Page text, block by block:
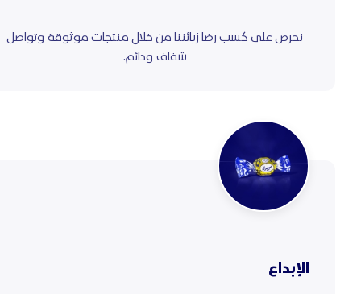
نحرص على كسب رضا زبائننا من خلال منتجات موثوقة وتواصل
شفاف ودائم.
الإبداع